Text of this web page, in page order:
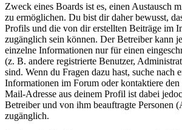
Zweck eines Boards ist es, einen Austausch
zu ermöglichen. Du bist dir daher bewusst,
Profils und die von dir erstellten Beiträge im
zugänglich sein können. Der Betreiber kann
einzelne Informationen nur für einen
(z. B. andere registrierte Benutzer,
sind. Wenn du Fragen dazu hast, suche nach
Informationen im Forum oder kontaktiere
Mail-Adresse aus deinem Profil ist dabei
Betreiber und von ihm beauftragte Personen
zugänglich.